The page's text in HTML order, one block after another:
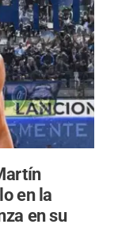
en la
en su